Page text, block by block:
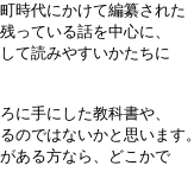
時代にかけて編纂された
っている話を中心に、
て読みやすいかたちに
に手にした教科書や、
のではないかと思います。
ある方なら、どこかで